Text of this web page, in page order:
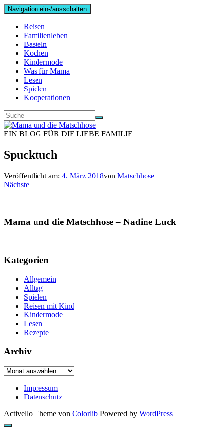
Navigation ein-/ausschalten
Reisen
Familienleben
Basteln
Kochen
Kindermode
Was für Mama
Lesen
Spielen
Kooperationen
EIN BLOG FÜR DIE LIEBE FAMILIE
Spucktuch
Veröffentlicht am: 4. März 2018von Matschhose
Nächste
Mama und die Matschhose – Nadine Luck
Kategorien
Allgemein
Alltag
Spielen
Reisen mit Kind
Kindermode
Lesen
Rezepte
Archiv
Archiv
Impressum
Datenschutz
Activello Theme von Colorlib Powered by WordPress